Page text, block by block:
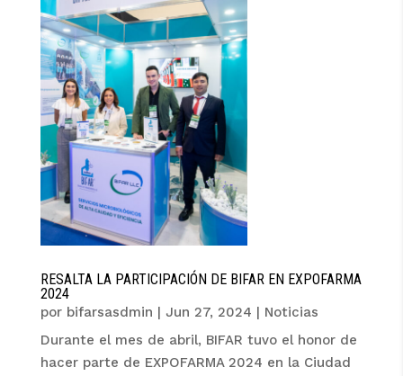
RESALTA LA PARTICIPACIÓN DE BIFAR EN EXPOFARMA
2024
por bifarsasdmin | Jun 27, 2024 | Noticias
Durante el mes de abril, BIFAR tuvo el honor de
hacer parte de EXPOFARMA 2024 en la Ciudad